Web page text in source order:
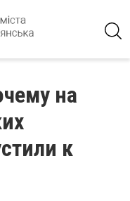
на
к